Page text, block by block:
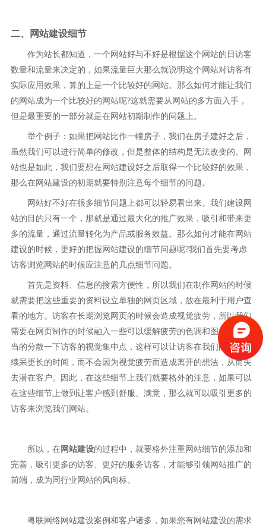
二、网站建设细节
作为站长都知道，一个网站好与不好是根据这个网站的日访客
数量和流量来决定的，如果流量巨大那么就说明这个网站对访客有
实际应用效果，算的上是一个比较好的网站。那么如何才能让我们
的网站成为一个比较好的网站呢?这就需要从网站的多方面入手，
但是最重要的一部分就是在网站初期制作的问题上。
举个例子：如果把网站比作一幢房子，我们在房子建好之后，
虽然我们可以进行简单的修改，但是整体的结构是无法改变的。网
站也是如此，我们要想在网站建设好之后取得一个比较好的效果，
那么在网站建设的初期就要特别注意每个细节的问题。
网站好不好在很多细节问题上都可以轻易看出来。我们建设网
站的目的只有一个，那就是通过最大化的推广效果，吸引和带来更
多的流量，通过流量转化为产品或服务效益。那么如何才能在网站
建设的时候，更好的把握网站建设的细节问题呢?我们首先要考虑
访客浏览网站的时候应注意的几点细节问题。
首先是资料、信息的搜索方便性，所以我们在制作网站的时候
就需要把这些重要的资料设立单独的网页区域，放在最利于用户查
看的地方。访客在长期浏览网页的时候会造成视觉疲劳，所以我们
需要在网页制作的时候融入一些可以缓解疲劳的色调和图片，来适
当的分散一下访客的视觉集中点，这样可以让访客在我们的网站持
续呆更长的时间，而不会因为视觉疲劳而造成离开的想法，从而失
去潜在客户。因此，在这些细节上我们就要格外的注意，如果可以
在这些细节上做到让客户感到舒服、满意，那么就可以吸引更多的
访客来浏览我们网站。
所以，在网站建设的过程中，就要格外注重网站细节的添加和
完善，吸引更多的访客、更好的服务访客，才能够引领网站推广的
前端，成为同行业网站的风向标。
粤联网络网站建设案例和客户诸多，如果您有网站建设的需求